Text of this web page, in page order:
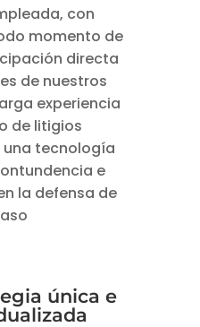
con
momento de
directa
de nuestros
experiencia
de litigios
tecnología
e
la defensa de
única e